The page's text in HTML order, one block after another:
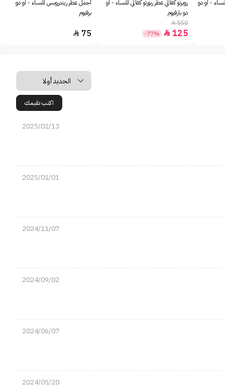
- او دو
روبرتو كفالي عطر ربورتو كفالي للنساء - او
دو بارفيوم
550

125

-77%
أجمل عطر ريندروبس للنساء - او دو
برفيوم
75

اكتب تقيمك
2025/02/13
2025/01/01
2024/11/07
2024/09/02
2024/06/07
2024/05/20